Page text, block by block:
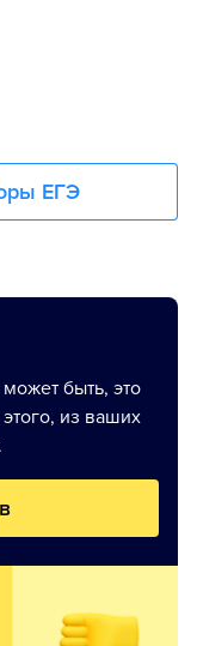
ЕГЭ
быть, это
из ваших